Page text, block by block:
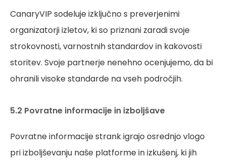
CanaryVIP sodeluje izključno s preverjenimi
organizatorji izletov, ki so priznani zaradi svoje
strokovnosti, varnostnih standardov in kakovosti
storitev. Svoje partnerje nenehno ocenjujemo, da bi
ohranili visoke standarde na vseh področjih.
5.2 Povratne informacije in izboljšave
Povratne informacije strank igrajo osrednjo vlogo
pri izboljševanju naše platforme in izkušenj, ki jih